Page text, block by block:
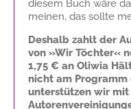
diesem Buch wäre
meinen, das sollte
Deshalb zahlt der
von »Wir Töchter«
1,75 € an Oliwia
nicht am
unterstützen wir